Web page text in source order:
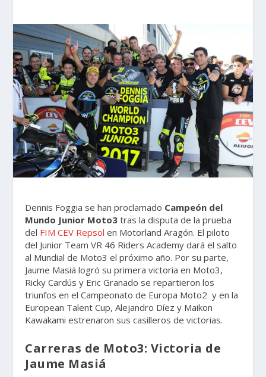
Dennis Foggia se han proclamado Campeón del
Mundo Junior Moto3 tras la disputa de la prueba
del FIM CEV Repsol en Motorland Aragón. El piloto
del Junior Team VR 46 Riders Academy dará el salto
al Mundial de Moto3 el próximo año. Por su parte,
Jaume Masiá logró su primera victoria en Moto3,
Ricky Cardús y Eric Granado se repartieron los
triunfos en el Campeonato de Europa Moto2 y en la
European Talent Cup, Alejandro Díez y Maikon
Kawakami estrenaron sus casilleros de victorias.
Carreras de Moto3: Victoria de
Jaume Masiá